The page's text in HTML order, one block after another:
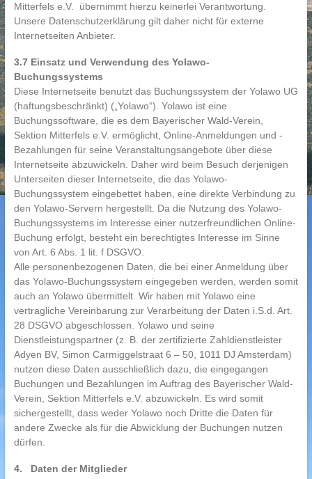
Mitterfels e.V. übernimmt hierzu keinerlei Verantwortung.
Unsere Datenschutzerklärung gilt daher nicht für externe
Internetseiten Anbieter.
3.7 Einsatz und Verwendung des Yolawo-
Buchungssystems
Diese Internetseite benutzt das Buchungssystem der Yolawo UG
(haftungsbeschränkt) („Yolawo“). Yolawo ist eine
Buchungssoftware, die es dem Bayerischer Wald-Verein,
Sektion Mitterfels e.V. ermöglicht, Online-Anmeldungen und -
Bezahlungen für seine Veranstaltungsangebote über diese
Internetseite abzuwickeln. Daher wird beim Besuch derjenigen
Unterseiten dieser Internetseite, die das Yolawo-
Buchungssystem eingebettet haben, eine direkte Verbindung zu
den Yolawo-Servern hergestellt. Da die Nutzung des Yolawo-
Buchungssystems im Interesse einer nutzerfreundlichen Online-
Buchung erfolgt, besteht ein berechtigtes Interesse im Sinne
von Art. 6 Abs. 1 lit. f DSGVO.
Alle personenbezogenen Daten, die bei einer Anmeldung über
das Yolawo-Buchungssystem eingegeben werden, werden somit
auch an Yolawo übermittelt. Wir haben mit Yolawo eine
vertragliche Vereinbarung zur Verarbeitung der Daten i.S.d. Art.
28 DSGVO abgeschlossen. Yolawo und seine
Dienstleistungspartner (z. B. der zertifizierte Zahldienstleister
Adyen BV, Simon Carmiggelstraat 6 – 50, 1011 DJ Amsterdam)
nutzen diese Daten ausschließlich dazu, die eingegangen
Buchungen und Bezahlungen im Auftrag des Bayerischer Wald-
Verein, Sektion Mitterfels e.V. abzuwickeln. Es wird somit
sichergestellt, dass weder Yolawo noch Dritte die Daten für
andere Zwecke als für die Abwicklung der Buchungen nutzen
dürfen.
4. Daten der Mitglieder